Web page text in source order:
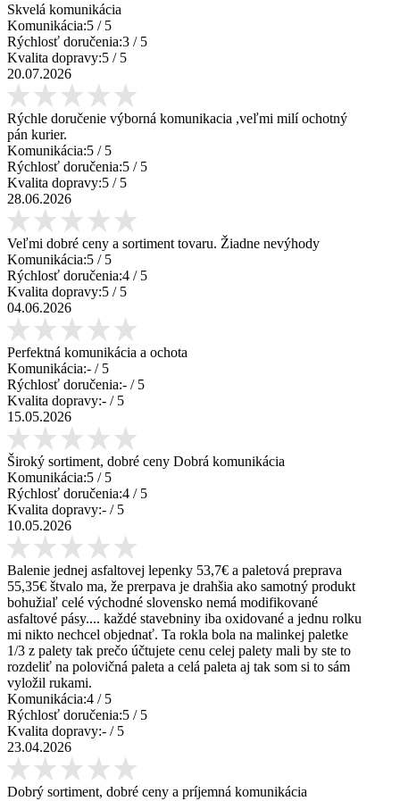
Skvelá komunikácia
Komunikácia:5 / 5
Rýchlosť doručenia:3 / 5
Kvalita dopravy:5 / 5
20.07.2026
Rýchle doručenie výborná komunikacia ,veľmi milí ochotný
pán kurier.
Komunikácia:5 / 5
Rýchlosť doručenia:5 / 5
Kvalita dopravy:5 / 5
28.06.2026
Veľmi dobré ceny a sortiment tovaru. Žiadne nevýhody
Komunikácia:5 / 5
Rýchlosť doručenia:4 / 5
Kvalita dopravy:5 / 5
04.06.2026
Perfektná komunikácia a ochota
Komunikácia:- / 5
Rýchlosť doručenia:- / 5
Kvalita dopravy:- / 5
15.05.2026
Široký sortiment, dobré ceny Dobrá komunikácia
Komunikácia:5 / 5
Rýchlosť doručenia:4 / 5
Kvalita dopravy:- / 5
10.05.2026
Balenie jednej asfaltovej lepenky 53,7€ a paletová preprava
55,35€ štvalo ma, že prerpava je drahšia ako samotný produkt
bohužiaľ celé východné slovensko nemá modifikované
asfaltové pásy.... každé stavebniny iba oxidované a jednu rolku
mi nikto nechcel objednať. Ta rokla bola na malinkej paletke
1/3 z palety tak prečo účtujete cenu celej palety mali by ste to
rozdeliť na polovičná paleta a celá paleta aj tak som si to sám
vyložil rukami.
Komunikácia:4 / 5
Rýchlosť doručenia:5 / 5
Kvalita dopravy:- / 5
23.04.2026
Dobrý sortiment, dobré ceny a príjemná komunikácia